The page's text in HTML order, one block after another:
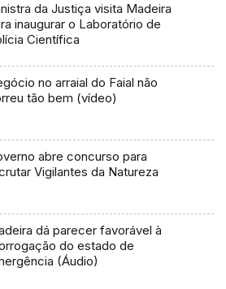
da Justiça visita Madeira
inaugurar o Laboratório de
Científica
no arraial do Faial não
tão bem (vídeo)
abre concurso para
Vigilantes da Natureza
dá parecer favorável à
do estado de
(Áudio)